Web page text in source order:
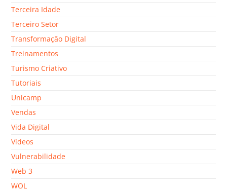
Terceira Idade
Terceiro Setor
Transformação Digital
Treinamentos
Turismo Criativo
Tutoriais
Unicamp
Vendas
Vida Digital
Vídeos
Vulnerabilidade
Web 3
WOL